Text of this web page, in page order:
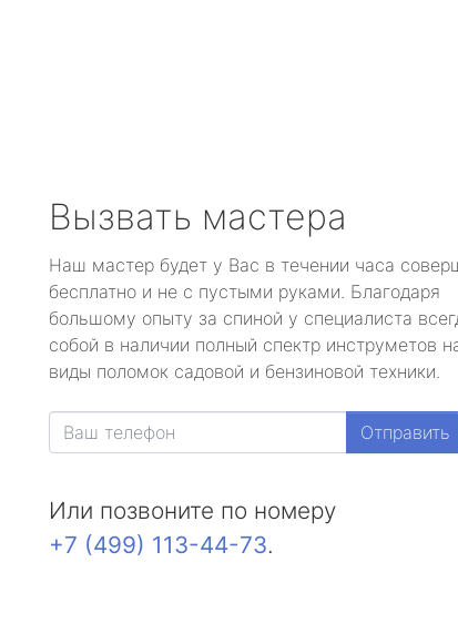
Вызвать мастера
Наш мастер будет у Вас в течении часа
бесплатно и не с пустыми руками. Благодаря
большому опыту за спиной у специалиста
собой в наличии полный спектр инструметов
виды поломок садовой и бензиновой техники.
Отправить
Или позвоните по номеру
+7 (499) 113-44-73.